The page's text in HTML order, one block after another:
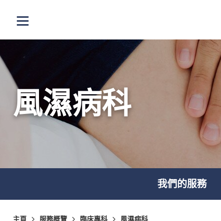
打開選單
風濕病科
我們的服務
主頁 服務概覽 臨床專科 風濕病科